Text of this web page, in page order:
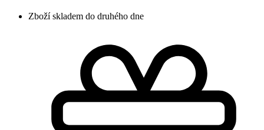
Zboží skladem do druhého dne